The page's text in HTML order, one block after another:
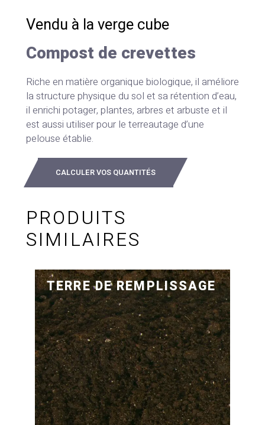
Vendu à la verge cube
Compost de crevettes
Riche en matière organique biologique, il améliore
la structure physique du sol et sa rétention d’eau,
il enrichi potager, plantes, arbres et arbuste et il
est aussi utiliser pour le terreautage d’une
pelouse établie.
CALCULER VOS QUANTITÉS
PRODUITS
SIMILAIRES
TERRE DE REMPLISSAGE